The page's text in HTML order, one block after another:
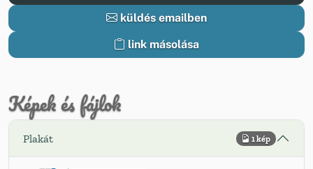
küldés emailben
link másolása
Képek és fájlok
Plakát 1 kép